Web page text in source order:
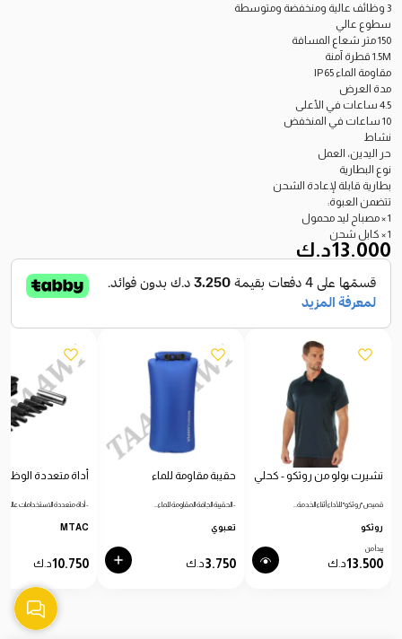
3 وظائف عالية ومنخفضة ومتوسطة
سطوع عالي
150 متر شعاع المسافة
1.5M قطرة آمنة
مقاومة الماء IP65
مدة العرض
4.5 ساعات في الأعلى
10 ساعات في المنخفض
نشاط
حر اليدين، العمل
نوع البطارية
بطارية قابلة لإعادة الشحن
تتضمن العبوة:
1 × مصباح ليد محمول
1 × كابل شحن
13.000د.ك
تشيرت بولو من روثكو - كحلي
قميص "روثكو" للأداء أثناء الخدمة…
روثكو
يبدأ من
13.500د.ك
حقيبة مقاومة للماء
- الحقيبة الجافة المقاومة للماء…
تعبوي
3.750د.ك
أداة متعددة
- أداة متعددة الاستخدامات عالية…
MTAC
10.750د.ك